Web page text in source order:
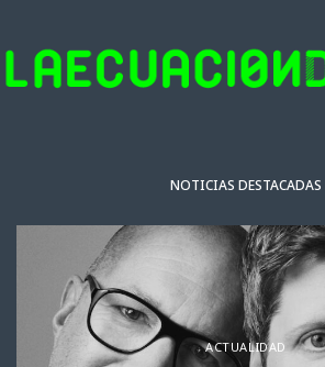
NOTICIAS DESTACADAS
ACTUALIDAD